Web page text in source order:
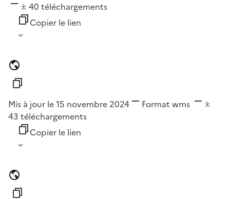
40 téléchargements
Copier le lien
Mis à jour le 15 novembre 2024 Format wms
43 téléchargements
Copier le lien